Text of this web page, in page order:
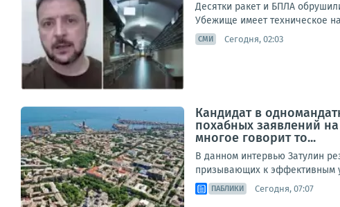
Десятки ракет и БПЛА
Убежище имеет техническое
СМИ Сегодня, 02:03
Кандидат в
похабных заявлений
многое говорит то...
В данном интервью Затулин
призывающих к эффективным
ПАБЛИКИ Сегодня, 07:07